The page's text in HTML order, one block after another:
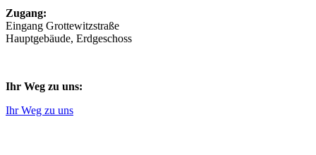
Zugang:
Eingang Grottewitzstraße
Hauptgebäude, Erdgeschoss
Ihr Weg zu uns:
Ihr Weg zu uns